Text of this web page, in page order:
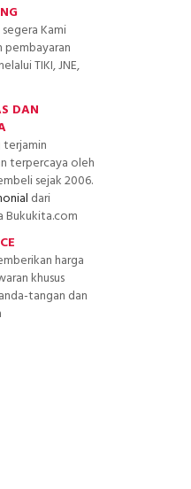
Kami
pembayaran
TIKI, JNE,
DAN
terjamin
terpercaya oleh
sejak 2006.
dari
Bukukita.com
harga
khusus
tangan dan